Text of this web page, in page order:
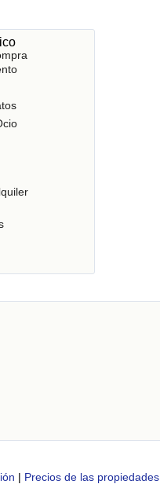
| Precios de las propiedades